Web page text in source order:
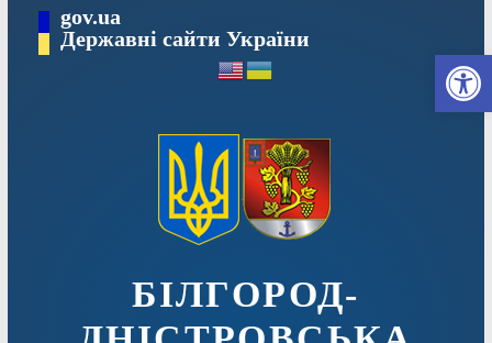
вмісту
gov.ua
Державні сайти України
БІЛГОРОД-